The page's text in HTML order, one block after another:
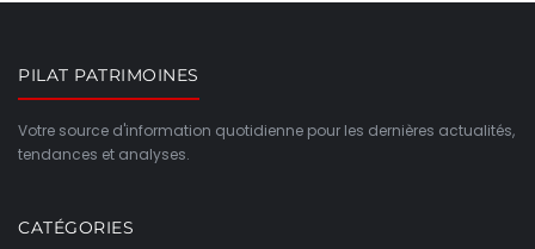
PILAT PATRIMOINES
Votre source d'information quotidienne pour les dernières actualités,
tendances et analyses.
CATÉGORIES